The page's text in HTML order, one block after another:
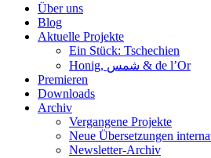
Über uns
Blog
Aktuelle Projekte
Ein Stück: Tschechien
Honig, شمس & de l’Or
Premieren
Downloads
Archiv
Vergangene Projekte
Neue Übersetzungen
Newsletter-Archiv